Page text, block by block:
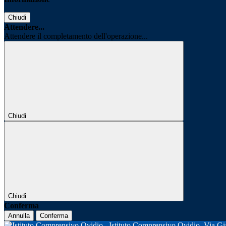
Chiudi
Attendere...
Attendere il completamento dell'operazione...
Chiudi
Chiudi
Conferma
Annulla Conferma